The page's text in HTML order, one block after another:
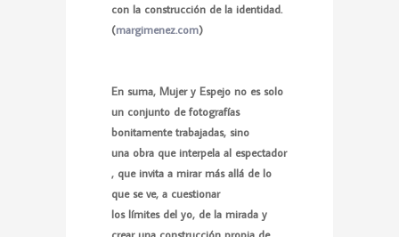
con la construcción de la identidad.
(margimenez.com)
En suma, Mujer y Espejo no es solo
un conjunto de fotografías
bonitamente trabajadas, sino
una obra que interpela al espectador
, que invita a mirar más allá de lo
que se ve, a cuestionar
los límites del yo, de la mirada y